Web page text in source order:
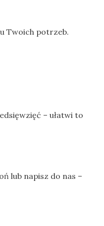
Twoich potrzeb.
– ułatwi to
lub napisz do nas –